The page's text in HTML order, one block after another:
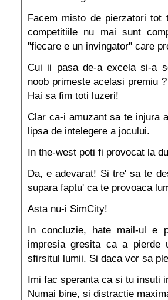
Facem misto de pierzatori
competitiile nu mai sunt
"fiecare e un invingator" care
Cui ii pasa de-a excela si-a
noob primeste acelasi premiu
Hai sa fim toti luzeri!
Clar ca-i amuzant sa te injura
lipsa de intelegere a jocului.
In the-west poti fi provocat la
Da, e adevarat! Si tre' sa te
supara faptu' ca te provoaca
Asta nu-i SimCity!
In concluzie, hate mail-ul e
impresia gresita ca a pierde
sfirsitul lumii. Si daca vor sa
Imi fac speranta ca si tu insuti
Numai bine, si distractie